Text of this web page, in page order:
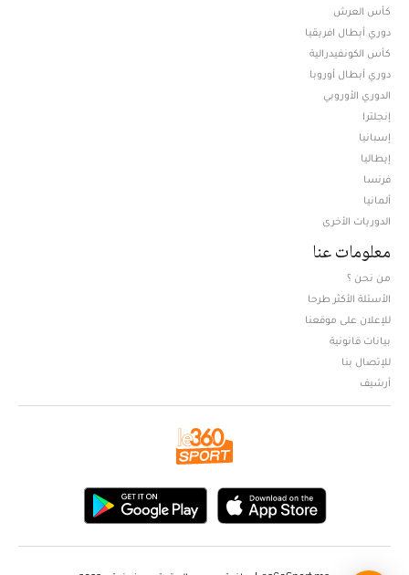
كأس العرش
دوري أبطال افريقيا
كأس الكونفيدرالية
دوري أبطال أوروبا
الدوري الأوروبي
إنجلترا
إسبانيا
إيطاليا
فرنسا
ألمانيا
الدوريات الأخرى
معلومات عنا
من نحن ؟
الأسئلة الأكثر طرحا
للإعلان على موقعنا
بيانات قانونية
للإتصال بنا
أرشيف